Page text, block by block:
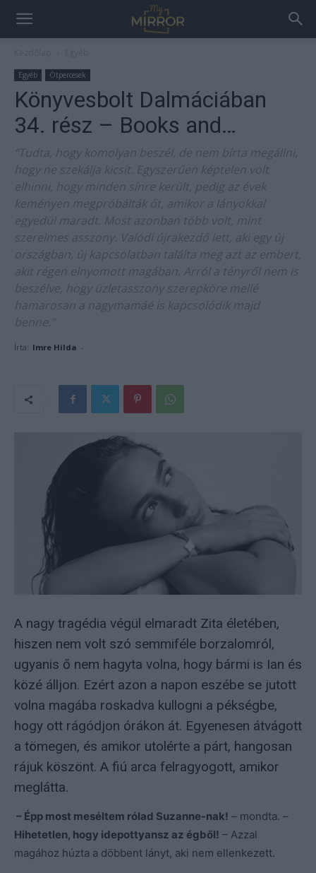
Egyéb Ötpercesek
Könyvesbolt Dalmáciában
34. rész – Books and…
“Tudta, hogy komolyan beszél, de nem bírta megállni,
hogy ne szekálja kicsit. Egyszerűen képtelen volt
elhinni, hogy minden sínre került, pedig az évek
keményen megpróbálták őt, amikor a lányokkal
egyedül maradt. Most azonban több volt, mint
szerelmes asszony. Valódi újrakezdő lett, aki egy új
országban, új kapcsolatban találta meg azt az embert,
akit régen elnyomott magában. Arról a tényről nem is
beszélve, hogy üzletasszony szerepköre mellé
hamarosan a nagymamáé is kapcsolódik majd
benne.”
Írta: Imre Hilda -
A nagy tragédia végül elmaradt Zita életében,
hiszen nem volt szó semmiféle borzalomról,
ugyanis ő nem hagyta volna, hogy bármi is Ian és
közé álljon. Ezért azon a napon eszébe se jutott
volna magába roskadva kullogni a pékségbe,
hogy ott rágódjon órákon át. Egyenesen átvágott
a tömegen, és amikor utolérte a párt, hangosan
rájuk köszönt. A fiú arca felragyogott, amikor
meglátta.
– Épp most meséltem rólad Suzanne-nak! – mondta. –
Hihetetlen, hogy idepottyansz az égből! – Azzal
magához húzta a döbbent lányt, aki nem ellenkezett.